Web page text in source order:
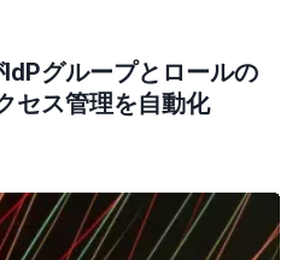
グループとロールの
セス管理を自動化